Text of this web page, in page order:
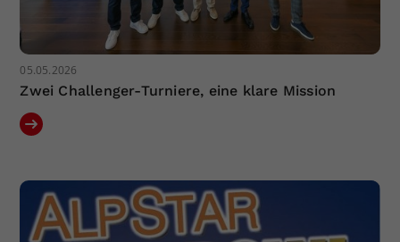
05.05.2026
Zwei Challenger-Turniere, eine klare Mission